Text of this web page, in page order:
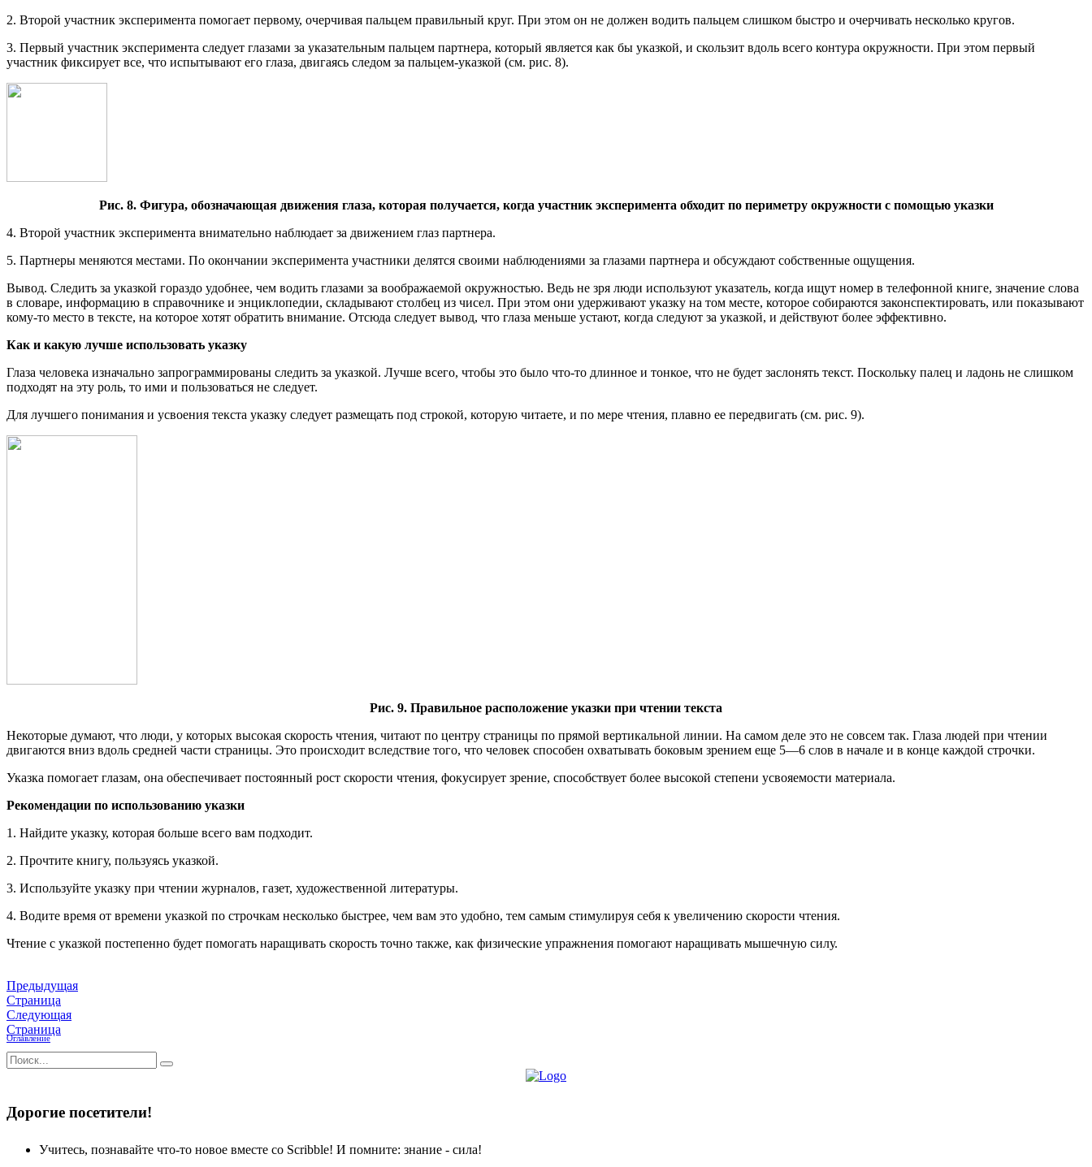
2. Второй участник эксперимента помогает первому, очерчивая пальцем правильный круг. При этом он не должен водить пальцем слишком быстро и очерчивать несколько кругов.
3. Первый участник эксперимента следует глазами за указательным пальцем партнера, который является как бы указкой, и скользит вдоль всего контура окружности. При этом первый
участник фиксирует все, что испытывают его глаза, двигаясь следом за пальцем-указкой (см. рис. 8).
Рис. 8. Фигура, обозначающая движения глаза, которая получается, когда участник эксперимента обходит по периметру окружности с помощью указки
4. Второй участник эксперимента внимательно наблюдает за движением глаз партнера.
5. Партнеры меняются местами. По окончании эксперимента участники делятся своими наблюдениями за глазами партнера и обсуждают собственные ощущения.
Вывод. Следить за указкой гораздо удобнее, чем водить глазами за воображаемой окружностью. Ведь не зря люди используют указатель, когда ищут номер в телефонной книге, значение слова
в словаре, информацию в справочнике и энциклопедии, складывают столбец из чисел. При этом они удерживают указку на том месте, которое собираются законспектировать, или показывают
кому-то место в тексте, на которое хотят обратить внимание. Отсюда следует вывод, что глаза меньше устают, когда следуют за указкой, и действуют более эффективно.
Как и какую лучше использовать указку
Глаза человека изначально запрограммированы следить за указкой. Лучше всего, чтобы это было что-то длинное и тонкое, что не будет заслонять текст. Поскольку палец и ладонь не слишком
подходят на эту роль, то ими и пользоваться не следует.
Для лучшего понимания и усвоения текста указку следует размещать под строкой, которую читаете, и по мере чтения, плавно ее передвигать (см. рис. 9).
Рис. 9. Правильное расположение указки при чтении текста
Некоторые думают, что люди, у которых высокая скорость чтения, читают по центру страницы по прямой вертикальной линии. На самом деле это не совсем так. Глаза людей при чтении
двигаются вниз вдоль средней части страницы. Это происходит вследствие того, что человек способен охватывать боковым зрением еще 5—6 слов в начале и в конце каждой строчки.
Указка помогает глазам, она обеспечивает постоянный рост скорости чтения, фокусирует зрение, способствует более высокой степени усвояемости материала.
Рекомендации по использованию указки
1. Найдите указку, которая больше всего вам подходит.
2. Прочтите книгу, пользуясь указкой.
3. Используйте указку при чтении журналов, газет, художественной литературы.
4. Водите время от времени указкой по строчкам несколько быстрее, чем вам это удобно, тем самым стимулируя себя к увеличению скорости чтения.
Чтение с указкой постепенно будет помогать наращивать скорость точно также, как физические упражнения помогают наращивать мышечную силу.
Предыдущая
Страница
Следующая
Страница
Оглавление
Дорогие посетители!
Учитесь, познавайте что-то новое вместе со Scribble! И помните: знание - сила!